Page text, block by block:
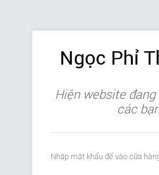
Ngọc Phỉ
Hiện website
các
Nhập mật khẩu để vào cửa